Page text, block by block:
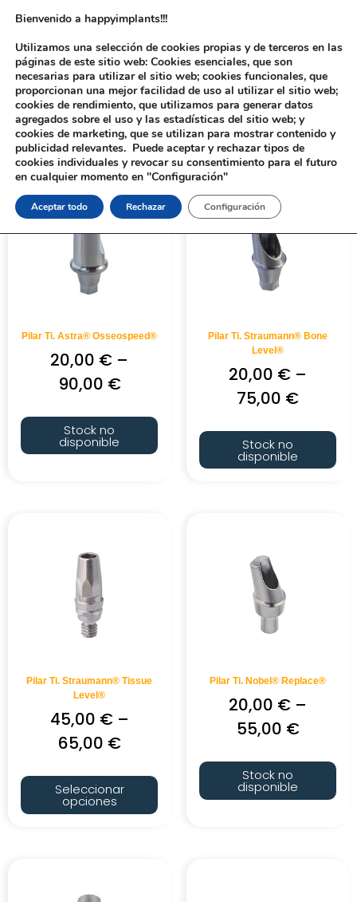
Inicio / ROTATORIO / ANTIRROTATORIO del producto / Antirrotatorio
Pilar Ti. Astra® Osseospeed®
20,00 € –
90,00 €
Stock no
disponible
Pilar Ti. Straumann® Bone
Level®
20,00 € –
75,00 €
Stock no
disponible
Pilar Ti. Straumann® Tissue
Level®
45,00 €–
65,00 €
Seleccionar
opciones
Pilar Ti. Nobel® Replace®
20,00 € –
55,00 €
Stock no
disponible
Bienvenido a happyimplants!!!
Utilizamos una selección de cookies propias y de terceros en las
páginas de este sitio web: Cookies esenciales, que son
necesarias para utilizar el sitio web; cookies funcionales, que
proporcionan una mejor facilidad de uso al utilizar el sitio web;
cookies de rendimiento, que utilizamos para generar datos
agregados sobre el uso y las estadísticas del sitio web; y
cookies de marketing, que se utilizan para mostrar contenido y
publicidad relevantes. Puede aceptar y rechazar tipos de
cookies individuales y revocar su consentimiento para el futuro
en cualquier momento en "Configuración"
Aceptar todo Rechazar Configuración